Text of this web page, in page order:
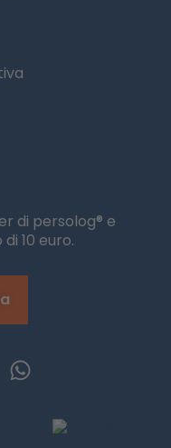
di persolog® e
10 euro.
W
h